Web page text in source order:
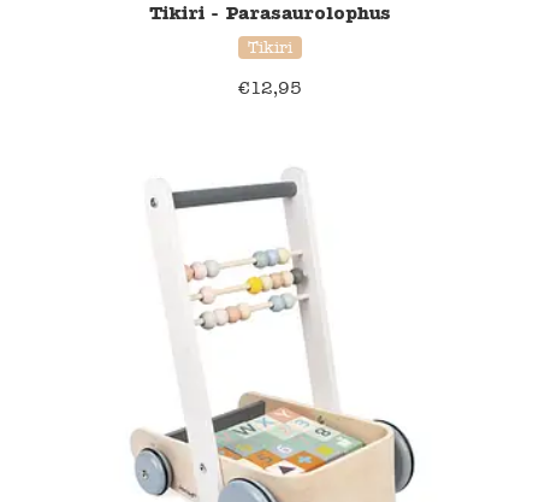
Tikiri - Parasaurolophus
Tikiri
€12,95